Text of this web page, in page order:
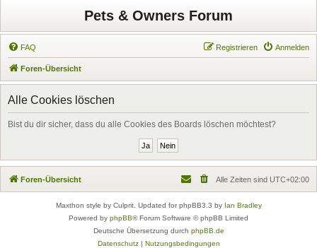
Pets & Owners Forum
FAQ Anmelden
Registrieren
Foren-Übersicht
Alle Cookies löschen
Bist du dir sicher, dass du alle Cookies des Boards löschen möchtest?
Foren-Übersicht Alle Zeiten sind UTC+02:00
Maxthon style by Culprit. Updated for phpBB3.3 by Ian Bradley
Powered by phpBB® Forum Software © phpBB Limited
Deutsche Übersetzung durch phpBB.de
Datenschutz| Nutzungsbedingungen